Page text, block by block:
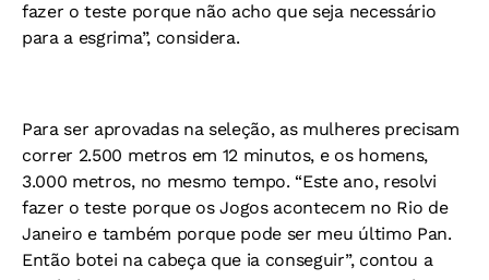
fazer o teste porque não acho que seja necessário
para a esgrima”, considera.
Para ser aprovadas na seleção, as mulheres precisam
correr 2.500 metros em 12 minutos, e os homens,
3.000 metros, no mesmo tempo. “Este ano, resolvi
fazer o teste porque os Jogos acontecem no Rio de
Janeiro e também porque pode ser meu último Pan.
Então botei na cabeça que ia conseguir”, contou a